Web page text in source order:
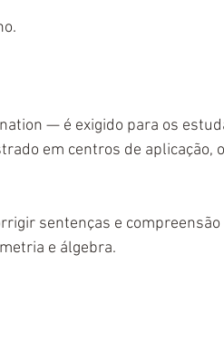
— é exigido para os
em centros de aplicação,
sentenças e compreensão
e álgebra.